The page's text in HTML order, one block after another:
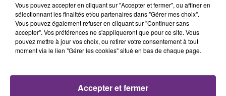
5h54
5h54 5h52
5h52
Vous pouvez accepter en cliquant sur "Accepter et fermer", ou affiner en
sélectionnant les finalités et/ou partenaires dans "Gérer mes choix".
Vous pouvez également refuser en cliquant sur "Continuer sans
accepter". Vos préférences ne s'appliqueront que pour ce site. Vous
pouvez mettre à jour vos choix, ou retirer votre consentement à tout
moment via le lien "Gérer les cookies" situé en bas de chaque page.
Accepter et fermer